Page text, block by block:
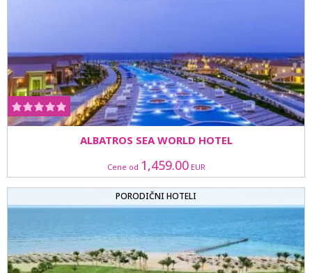
ALBATROS SEA WORLD HOTEL
Cene od 1,459.00EUR
PORODIČNI HOTELI